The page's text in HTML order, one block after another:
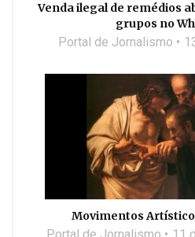
Venda ilegal de remédios
grupos no
Portal de Jornalismo
Movimentos